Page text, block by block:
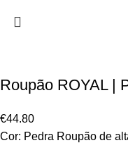
Roupão ROYAL |
€44.80
Cor: Pedra Roupão de